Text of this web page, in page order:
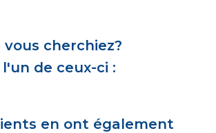
vous cherchiez?
de ceux-ci :
en ont également